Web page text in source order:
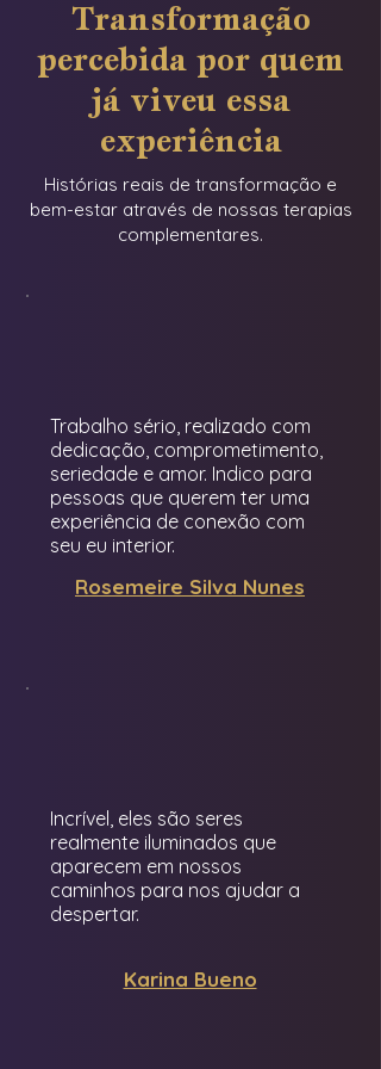
abordagem integrada ao bem-
estar psicológico, emocional e
físico, sempre alinhada a uma
visão ampla de espiritualidade,
permitindo que os participantes
aproveitem ao máximo cada
módulo em um ambiente
acolhedor e profissional.
Transformação
percebida por quem
já viveu essa
experiência
Histórias reais de transformação e
bem-estar através de nossas terapias
complementares.
Trabalho sério, realizado com
dedicação, comprometimento,
seriedade e amor. Indico para
pessoas que querem ter uma
experiência de conexão com
seu eu interior.
Rosemeire Silva Nunes
Incrível, eles são seres
realmente iluminados que
aparecem em nossos
caminhos para nos ajudar a
despertar.
Karina Bueno